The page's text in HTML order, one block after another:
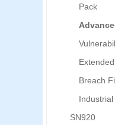
Pack
Breach
SN920